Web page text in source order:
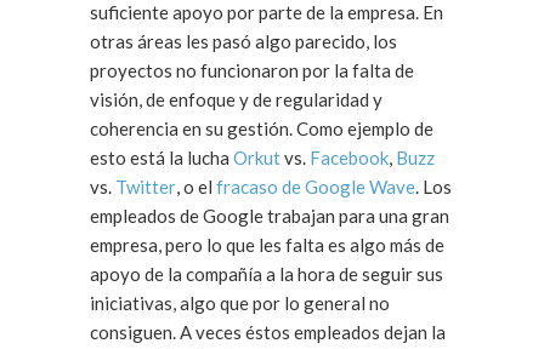
suficiente apoyo por parte de la empresa. En
otras áreas les pasó algo parecido, los
proyectos no funcionaron por la falta de
visión, de enfoque y de regularidad y
coherencia en su gestión. Como ejemplo de
esto está la lucha Orkutvs. Facebook, Buzz
vs. Twitter, o el fracaso de Google Wave. Los
empleados de Google trabajan para una gran
empresa, pero lo que les falta es algo más de
apoyo de la compañía a la hora de seguir sus
iniciativas, algo que por lo general no
consiguen. A veces éstos empleados dejan la